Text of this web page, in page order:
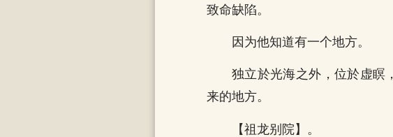
致命缺陷。
因为他知道有一个地方。
独立於光海之外，位於虚瞑
来的地方。
【祖龙别院】。